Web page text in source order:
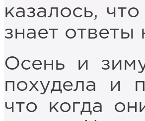
казалось,
знает ответы
Осень и
похудела и
что когда